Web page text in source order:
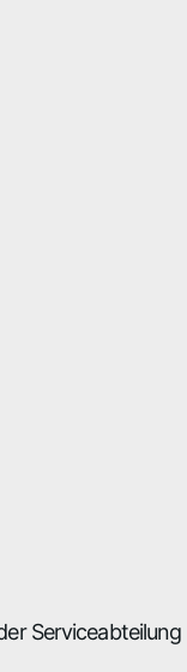
Serviceabteilung